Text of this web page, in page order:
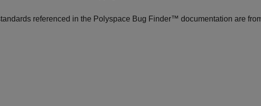
referenced in the Polyspace Bug Finder™ documentation are